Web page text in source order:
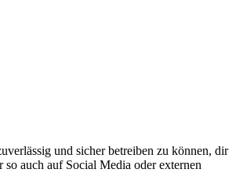
und sicher betreiben zu können, dir
auch auf Social Media oder externen